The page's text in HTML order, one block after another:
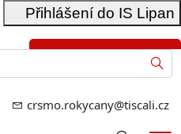
Přihlášení do IS Lipan
Přihlášení do RIS
crsmo.rokycany@tiscali.cz